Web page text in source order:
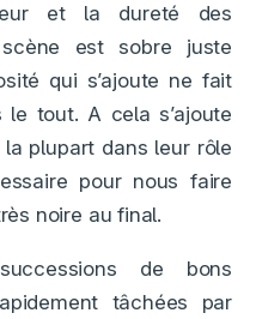
et la dureté des
est sobre juste
qui s’ajoute ne fait
le tout. A cela s’ajoute
plupart dans leur rôle
pour nous faire
noire au final.
de bons
tâchées par